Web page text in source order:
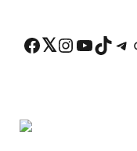
Facebook Twitter Instagram YouTube TikTok Telegram